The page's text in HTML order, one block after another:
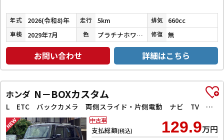
年式 2026(令和8)年 走行 5km 排気 660cc
車検 2029年7月 色 プラチナホワイトパール 修復 無
お問い合わせ 詳細はこちら
ホンダ N－BOXカスタム
L ETC バックカメラ 両側スライド・片側電動 ナビ TV クリアランスソナー オートクルーズコントロール レーンアシスト 衝突被害軽減システム オートライト LEDヘッドランプ
支払総額(税込) 129.9万円
中古車